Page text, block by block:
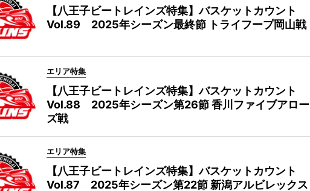
【八王子ビートレインズ特集】バスケットカウント
Vol.89 2025年シーズン最終節 トライフープ岡山戦
エリア特集
【八王子ビートレインズ特集】バスケットカウント
Vol.88 2025年シーズン第26節 香川ファイブアロー
ズ戦
エリア特集
【八王子ビートレインズ特集】バスケットカウント
Vol.87 2025年シーズン第22節 新潟アルビレックス